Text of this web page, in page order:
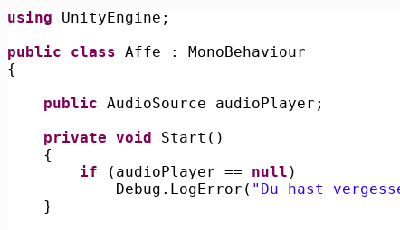
using UnityEngine;
public
class Affe : MonoBehaviour
{
public AudioSource audioPlayer;
private void Start()
    {
if (audioPlayer == null )
            Debug.LogError(
" Du hast
    }